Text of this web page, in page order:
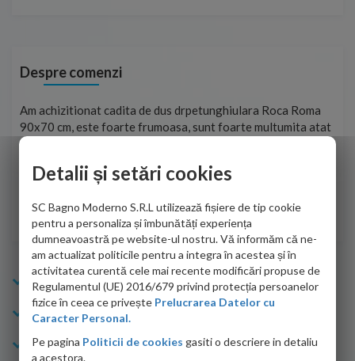
Despre comenzi
Am achizitionat cadita de dus drpetunghiulara Roca Roma
90x70 cm, este foarte frumoasa, sunt foarte multumita atat
de personalul firmei dvs. cu care am colaborat in obtinerea
adus coletul in siguranta.Numai bine, va doresc!
Sofrone Viviana -28.07.2026
Info Bagno
Cumparaturi
Suport clienti
Detalii și setări cookies
SC Bagno Moderno S.R.L utilizează fișiere de tip cookie
pentru a personaliza și îmbunătăți experiența
dumneavoastră pe website-ul nostru. Vă informăm că ne-
am actualizat politicile pentru a integra în acestea și în
activitatea curentă cele mai recente modificări propuse de
Regulamentul (UE) 2016/679 privind protecția persoanelor
fizice în ceea ce privește Prelucrarea Datelor cu
Caracter Personal.
Pe pagina Politicii de cookies gasiti o descriere in detaliu
a acestora.